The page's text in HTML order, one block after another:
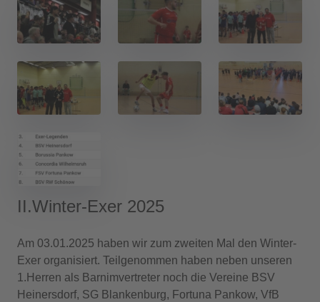
II.Winter-Exer 2025
Am 03.01.2025 haben wir zum zweiten Mal den Winter-
Exer organisiert. Teilgenommen haben neben unseren
1.Herren als Barnimvertreter noch die Vereine BSV
Heinersdorf, SG Blankenburg, Fortuna Pankow, VfB